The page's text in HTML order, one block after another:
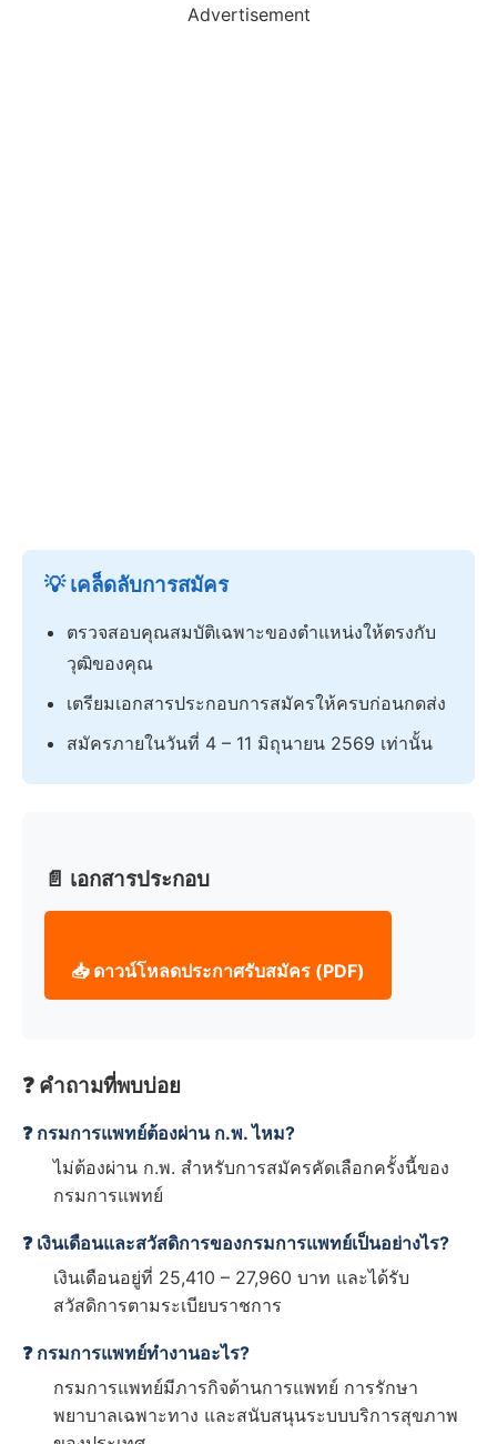
Advertisement
💡 เคล็ดลับการสมัคร
ตรวจสอบคุณสมบัติเฉพาะของตำแหน่งให้ตรงกับ
วุฒิของคุณ
เตรียมเอกสารประกอบการสมัครให้ครบก่อนกดส่ง
สมัครภายในวันที่ 4 – 11 มิถุนายน 2569 เท่านั้น
📄 เอกสารประกอบ
📥 ดาวน์โหลดประกาศรับสมัคร (PDF)
❓ คำถามที่พบบ่อย
❓ กรมการแพทย์ต้องผ่าน ก.พ. ไหม?
ไม่ต้องผ่าน ก.พ. สำหรับการสมัครคัดเลือกครั้งนี้ของ
กรมการแพทย์
❓ เงินเดือนและสวัสดิการของกรมการแพทย์เป็นอย่างไร?
เงินเดือนอยู่ที่ 25,410 – 27,960 บาท และได้รับ
สวัสดิการตามระเบียบราชการ
❓ กรมการแพทย์ทำงานอะไร?
กรมการแพทย์มีภารกิจด้านการแพทย์ การรักษา
พยาบาลเฉพาะทาง และสนับสนุนระบบบริการสุขภาพ